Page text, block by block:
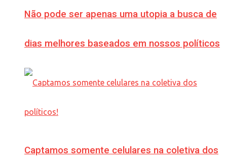
Não pode ser apenas uma utopia a busca de
dias melhores baseados em nossos políticos
Captamos somente celulares na coletiva dos